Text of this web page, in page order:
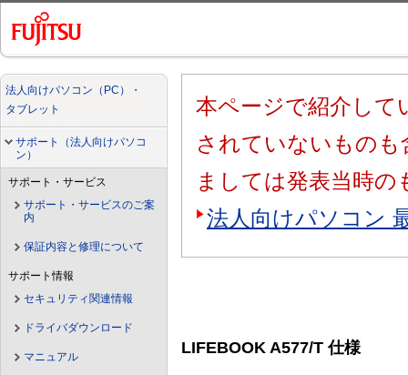
法人向けパソコン（PC）・
タブレット
サポート（法人向けパソコ
ン）
サポート・サービス
サポート・サービスのご案
内
保証内容と修理について
サポート情報
セキュリティ関連情報
ドライバダウンロード
マニュアル
本ページで紹介して
されていないもの
ましては発表当時の
法人向けパソコン
LIFEBOOK A577/T 仕様